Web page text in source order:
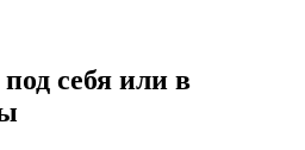
себя или в